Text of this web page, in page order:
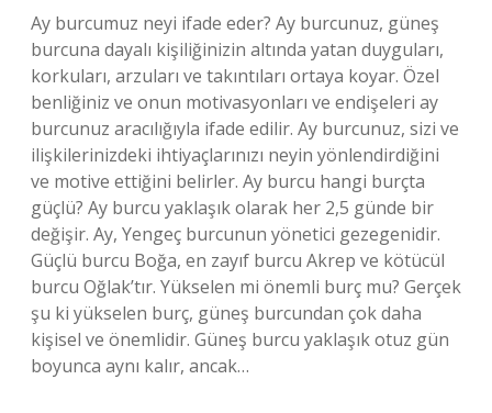
Ay burcumuz neyi ifade eder? Ay burcunuz, güneş
burcuna dayalı kişiliğinizin altında yatan duyguları,
korkuları, arzuları ve takıntıları ortaya koyar. Özel
benliğiniz ve onun motivasyonları ve endişeleri ay
burcunuz aracılığıyla ifade edilir. Ay burcunuz, sizi ve
ilişkilerinizdeki ihtiyaçlarınızı neyin yönlendirdiğini
ve motive ettiğini belirler. Ay burcu hangi burçta
güçlü? Ay burcu yaklaşık olarak her 2,5 günde bir
değişir. Ay, Yengeç burcunun yönetici gezegenidir.
Güçlü burcu Boğa, en zayıf burcu Akrep ve kötücül
burcu Oğlak’tır. Yükselen mi önemli burç mu? Gerçek
şu ki yükselen burç, güneş burcundan çok daha
kişisel ve önemlidir. Güneş burcu yaklaşık otuz gün
boyunca aynı kalır, ancak…